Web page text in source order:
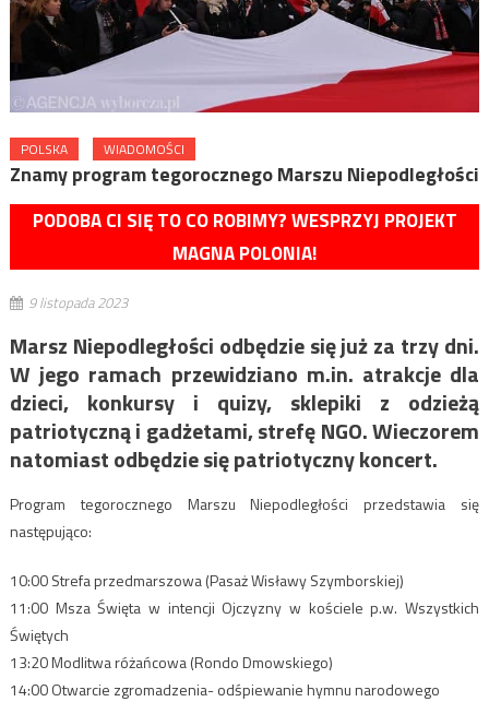
POLSKA WIADOMOŚCI
Znamy program tegorocznego Marszu Niepodległości
PODOBA CI SIĘ TO CO ROBIMY? WESPRZYJ PROJEKT
MAGNA POLONIA!
9 listopada 2023
Marsz Niepodległości odbędzie się już za trzy dni.
W jego ramach przewidziano m.in. atrakcje dla
dzieci, konkursy i quizy, sklepiki z odzieżą
patriotyczną i gadżetami, strefę NGO. Wieczorem
natomiast odbędzie się patriotyczny koncert.
Program tegorocznego Marszu Niepodległości przedstawia się
następująco:
10:00 Strefa przedmarszowa (Pasaż Wisławy Szymborskiej)
11:00 Msza Święta w intencji Ojczyzny w kościele p.w. Wszystkich
Świętych
13:20 Modlitwa różańcowa (Rondo Dmowskiego)
14:00 Otwarcie zgromadzenia- odśpiewanie hymnu narodowego